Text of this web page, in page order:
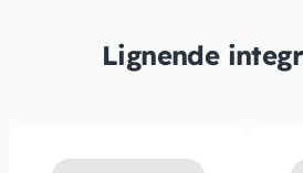
Lignende